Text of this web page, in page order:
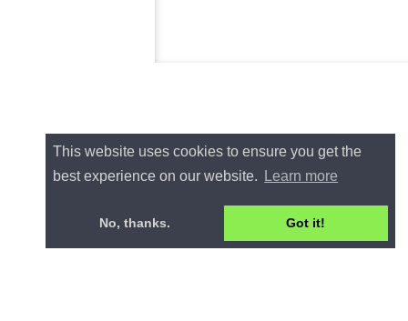
This website uses cookies to ensure you get the
best experience on our website.
Learn more
No, thanks. Got it!